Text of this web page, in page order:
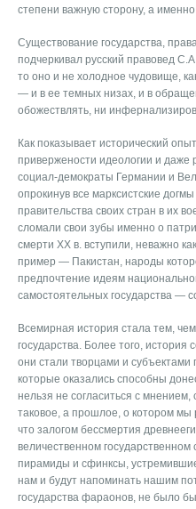
степени важную сторону, а
Существование государства,
подчеркивал русский правовед
то оно и не холодное чудовище,
— и в ее темных низах, и в
обожествлять, ни
Как показывает исторический
привержености иде­ологии и даже
социал-демократы Германии и
опроки­нув все марксистские
правительства своих стран в их
сломали свои зубы именно о
смерти XX в. вступили, не­важно
пример — Пакистан, народы
предпочтение идеям
самостоятельных государства —
Всемирная история стала тем,
государства. Более того,
они стали творцами и
которые оказались способ­ны
нельзя не согласиться с
таковое, а прошлое, о котором мы
что залогом бессмертия
величе­ственном
пирамиды и сфинксы,
нам и будут напоминать нашим
государства фараонов, не было